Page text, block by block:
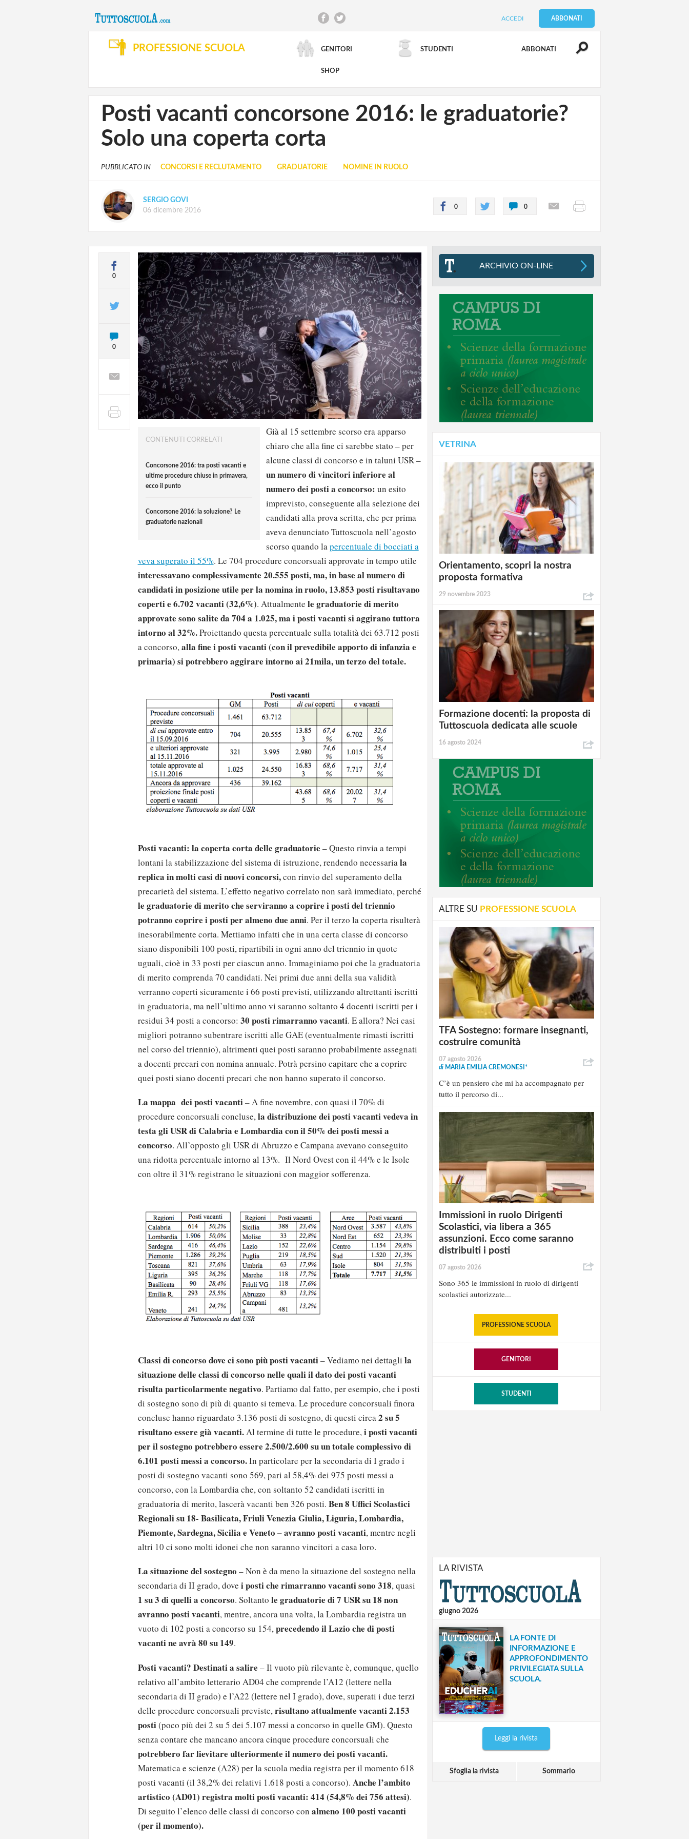
ACCEDI ABBONATI
PROFESSIONE SCUOLA GENITORI STUDENTI ABBONATI
SHOP
RICERCA AVANZATA
Posti vacanti concorsone 2016: le graduatorie?
Solo una coperta corta
PUBBLICATO IN CONCORSI E RECLUTAMENTO GRADUATORIE NOMINE IN RUOLO
SERGIO GOVI
06 dicembre 2016
0 0
0
0
CONTENUTI CORRELATI
Concorsone 2016: tra posti vacanti e
ultime procedure chiuse in primavera,
ecco il punto
Concorsone 2016: la soluzione? Le
graduatorie nazionali
Già al 15 settembre scorso era apparso
chiaro che alla fine ci sarebbe stato – per
alcune classi di concorso e in taluni USR –
un numero di vincitori inferiore al
numero dei posti a concorso: un esito
imprevisto, conseguente alla selezione dei
candidati alla prova scritta, che per prima
aveva denunciato Tuttoscuola nell’agosto
scorso quando lapercentuale di bocciati a
veva superato il 55%. Le 704 procedure concorsuali approvate in tempo utile
interessavano complessivamente 20.555 posti, ma, in base al numero di
candidati in posizione utile per la nomina in ruolo, 13.853 posti risultavano
coperti e 6.702 vacanti (32,6%). Attualmente le graduatorie di merito
approvate sono salite da 704 a 1.025, ma i posti vacanti si aggirano tuttora
intorno al 32%.Proiettando questa percentuale sulla totalità dei 63.712 posti
a concorso,alla fine i posti vacanti (con il prevedibile apporto di infanzia e
primaria) si potrebbero aggirare intorno ai 21mila, un terzo del totale.
Posti vacanti: la coperta corta delle graduatorie – Questo rinvia a tempi
lontani la stabilizzazione del sistema di istruzione, rendendo necessariala
replica in molti casi di nuovi concorsi,con rinvio del superamento della
precarietà del sistema. L’effetto negativo correlato non sarà immediato, perché
le graduatorie di merito che serviranno a coprire i posti del triennio
potranno coprire i posti per almeno due anni. Per il terzo la coperta risulterà
inesorabilmente corta. Mettiamo infatti che in una certa classe di concorso
siano disponibili 100 posti, ripartibili in ogni anno del triennio in quote
uguali, cioè in 33 posti per ciascun anno. Immaginiamo poi che la graduatoria
di merito comprenda 70 candidati. Nei primi due anni della sua validità
verranno coperti sicuramente i 66 posti previsti, utilizzando altrettanti iscritti
in graduatoria, ma nell’ultimo anno vi saranno soltanto 4 docenti iscritti per i
residui 34 posti a concorso: 30 posti rimarranno vacanti. E allora? Nei casi
migliori potranno subentrare iscritti alle GAE (eventualmente rimasti iscritti
nel corso del triennio), altrimenti quei posti saranno probabilmente assegnati
a docenti precari con nomina annuale. Potrà persino capitare che a coprire
quei posti siano docenti precari che non hanno superato il concorso.
La mappa dei posti vacanti–A fine novembre, con quasi il 70% di
procedure concorsuali concluse,la distribuzione dei posti vacanti vedeva in
testa gli USR di Calabria e Lombardia con il 50% dei posti messi a
concorso. All’opposto gli USR di Abruzzo e Campana avevano conseguito
una ridotta percentuale intorno al 13%. Il Nord Ovest con il 44% e le Isole
con oltre il 31% registrano le situazioni con maggior sofferenza.
Classi di concorso dove ci sono più posti vacanti–Vediamo nei dettagli la
situazione delle classi di concorso nelle quali il dato dei posti vacanti
risulta particolarmente negativo. Partiamo dal fatto, per esempio, che i posti
di sostegno sono di più di quanto si temeva. Le procedure concorsuali finora
concluse hanno riguardato 3.136 posti di sostegno, di questi circa2 su 5
risultano essere già vacanti.Al termine di tutte le procedure,i posti vacanti
per il sostegno potrebbero essere 2.500/2.600 su un totale complessivo di
6.101 posti messi a concorso.In particolare per lasecondaria di I grado i
posti di sostegno vacanti sono 569, pari al 58,4% dei 975 posti messi a
concorso, con la Lombardia che, con soltanto 52 candidati iscritti in
graduatoria di merito, lascerà vacanti ben 326 posti. Ben 8 Uffici Scolastici
Regionali su 18- Basilicata, Friuli Venezia Giulia, Liguria, Lombardia,
Piemonte, Sardegna, Sicilia e Veneto – avranno posti vacanti, mentre negli
altri 10 ci sono molti idonei che non saranno vincitori a casa loro.
La situazione del sostegno – Non è da meno la situazione del sostegno nella
secondaria di II grado, dove i posti che rimarranno vacanti sono 318, quasi
1 su 3 di quelli a concorso. Soltanto le graduatorie di 7 USR su 18 non
avranno posti vacanti, mentre, ancora una volta, la Lombardia registra un
vuoto di 102 posti a concorso su 154,precedendo il Lazio che di posti
vacanti ne avrà 80 su 149.
Posti vacanti? Destinati a salire – Il vuoto più rilevante è, comunque, quello
relativo all’ambito letterario AD04 che comprende l’A12 (lettere nella
secondaria di II grado) e l’A22 (lettere nel I grado), dove, superati i due terzi
delle procedure concorsuali previste,risultano attualmente vacanti 2.153
posti(poco più dei 2 su 5 dei 5.107 messi a concorso in quelle GM). Questo
senza contare che mancano ancora cinque procedure concorsuali che
potrebbero far lievitare ulteriormente il numero dei posti vacanti.
Matematica e scienze (A28) per la scuola media registra per il momento 618
posti vacanti (il 38,2% dei relativi 1.618 posti a concorso). Anche l’ambito
artistico (AD01) registra molti posti vacanti: 414 (54,8% dei 756 attesi).
Di seguito l’elenco delle classi di concorso con almeno 100 posti vacanti
(per il momento).
ARCHIVIO ON-LINE
VETRINA
Orientamento, scopri la nostra
proposta formativa
29 novembre 2023
Formazione docenti: la proposta di
Tuttoscuola dedicata alle scuole
16 agosto 2024
ALTRE SU PROFESSIONE SCUOLA
TFA Sostegno: formare insegnanti,
costruire comunità
07 agosto 2026
di MARIA EMILIA CREMONESI*
C’è un pensiero che mi ha accompagnato per
tutto il percorso di...
Immissioni in ruolo Dirigenti
Scolastici, via libera a 365
assunzioni. Ecco come saranno
distribuiti i posti
07 agosto 2026
Sono 365 le immissioni in ruolo di dirigenti
scolastici autorizzate...
PROFESSIONE SCUOLA
GENITORI
STUDENTI
LA RIVISTA
giugno 2026
LA FONTE DI
INFORMAZIONE E
APPROFONDIMENTO
PRIVILEGIATA SULLA
SCUOLA.
Leggi la rivista
Sfoglia la rivista Sommario